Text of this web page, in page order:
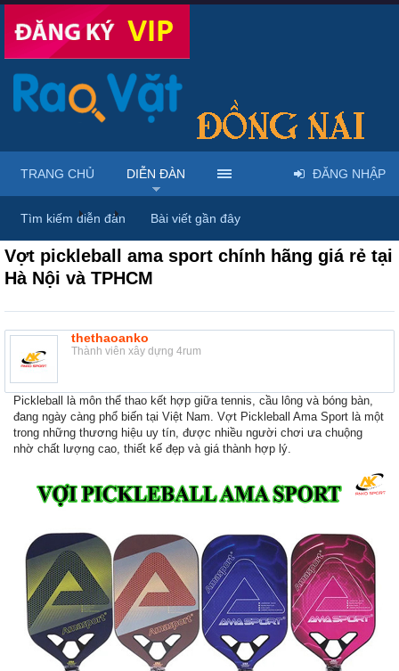
Diễn đàn ... Rao vặt tổng hợp - Uy tín - Miễn phí
Vợt pickleball ama sport chính hãng giá rẻ tại
Hà Nội và TPHCM
thethaoanko
Thành viên xây dựng 4rum
Pickleball là môn thể thao kết hợp giữa tennis, cầu lông và bóng bàn,
đang ngày càng phổ biến tại Việt Nam. Vợt Pickleball Ama Sport là một
trong những thương hiệu uy tín, được nhiều người chơi ưa chuộng
nhờ chất lượng cao, thiết kế đẹp và giá thành hợp lý.
TRANG CHỦ DIỄN ĐÀN
Tìm kiếm diễn đàn Bài viết gần đây
ĐĂNG NHẬP